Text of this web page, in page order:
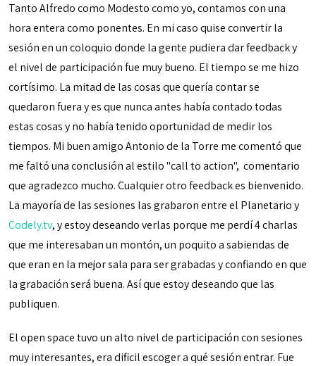
Tanto Alfredo como Modesto como yo, contamos con una
hora entera como ponentes. En mi caso quise convertir la
sesión en un coloquio donde la gente pudiera dar feedback y
el nivel de participación fue muy bueno. El tiempo se me hizo
cortísimo. La mitad de las cosas que quería contar se
quedaron fuera y es que nunca antes había contado todas
estas cosas y no había tenido oportunidad de medir los
tiempos. Mi buen amigo Antonio de la Torre me comentó que
me faltó una conclusión al estilo "call to action", comentario
que agradezco mucho. Cualquier otro feedback es bienvenido.
La mayoría de las sesiones las grabaron entre el Planetario y
Codely.tv, y estoy deseando verlas porque me perdí 4 charlas
que me interesaban un montón, un poquito a sabiendas de
que eran en la mejor sala para ser grabadas y confiando en que
la grabación será buena. Así que estoy deseando que las
publiquen.
El open space tuvo un alto nivel de participación con sesiones
muy interesantes, era dificil escoger a qué sesión entrar. Fue